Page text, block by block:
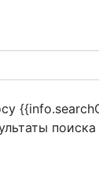
поиска